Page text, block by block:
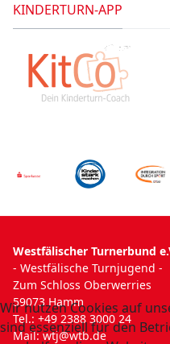
KINDERTURN-APP
Westfälischer Turnerbund
- Westfälische Turnjugend -
Zum Schloss Oberwerries
59073 Hamm
Tel.: +49 2388 3000 24
Mail:wtj@wtb.de
Wir nutzen Cookies auf
sind essenziell für den